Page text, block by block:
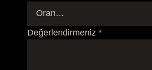
Değerlendirmeniz *